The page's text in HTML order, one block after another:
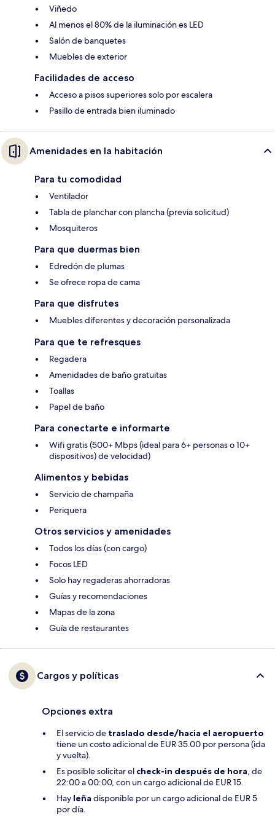
Viñedo
Al menos el 80% de la iluminación es LED
Salón de banquetes
Muebles de exterior
Facilidades de acceso
Acceso a pisos superiores solo por escalera
Pasillo de entrada bien iluminado
Amenidades en la habitación
Para tu comodidad
Ventilador
Tabla de planchar con plancha (previa solicitud)
Mosquiteros
Para que duermas bien
Edredón de plumas
Se ofrece ropa de cama
Para que disfrutes
Muebles diferentes y decoración personalizada
Para que te refresques
Regadera
Amenidades de baño gratuitas
Toallas
Papel de baño
Para conectarte e informarte
Wifi gratis (500+ Mbps (ideal para 6+ personas o 10+
dispositivos) de velocidad)
Alimentos y bebidas
Servicio de champaña
Periquera
Otros servicios y amenidades
Todos los días (con cargo)
Focos LED
Solo hay regaderas ahorradoras
Guías y recomendaciones
Mapas de la zona
Guía de restaurantes
Cargos y políticas
Opciones extra
El servicio de traslado desde/hacia el aeropuerto
tiene un costo adicional de EUR 35.00 por persona (ida
y vuelta).
Es posible solicitar el check-in después de hora, de
22:00 a 00:00, con un cargo adicional de EUR 15.
Hay leña disponible por un cargo adicional de EUR 5
por día.